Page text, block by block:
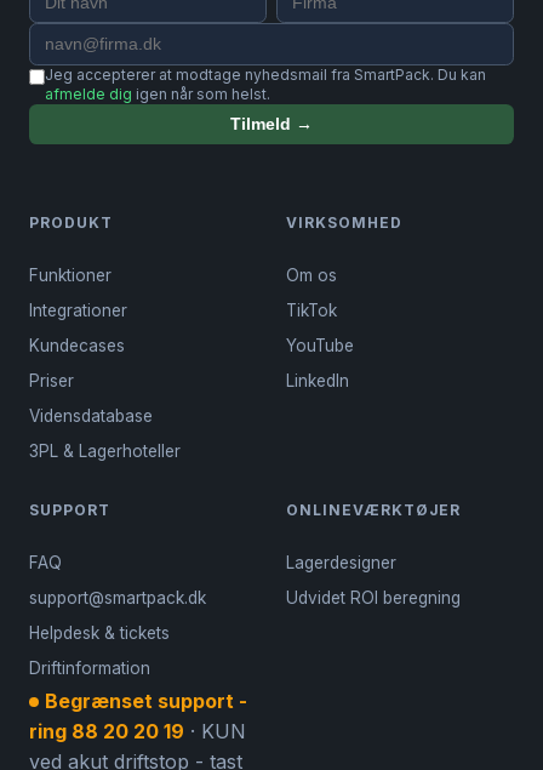
Jeg accepterer at modtage nyhedsmail fra SmartPack. Du kan
afmelde dig igen når som helst.
Tilmeld →
PRODUKT
Funktioner
Integrationer
Kundecases
Priser
Vidensdatabase
3PL & Lagerhoteller
VIRKSOMHED
Om os
TikTok
YouTube
LinkedIn
SUPPORT
FAQ
support@smartpack.dk
Helpdesk & tickets
Driftinformation
Begrænset support -
ring 88 20 20 19 · KUN
ved akut driftstop - tast
ONLINEVÆRKTØJER
Lagerdesigner
Udvidet ROI beregning